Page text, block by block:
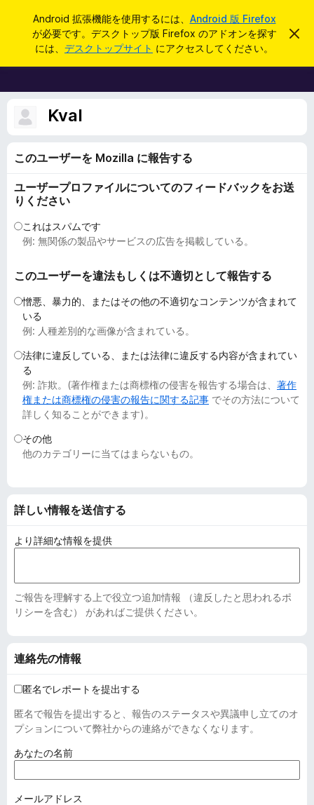
Android 拡張機能を使用するには、 Android 版 Firefox
が必要です。デスクトップ版 Firefox のアドオンを探す
には、 デスクトップサイト にアクセスしてください。
こ
知
せ
F
i
e
ブ
ウ
ア
オ
ログイン
Kval
このユーザーを Mozilla に報告する
ユーザープロファイルについてのフィードバックをお送
りください
これはスパムです
例: 無関係の製品やサービスの広告を掲載している。
このユーザーを違法もしくは不適切として報告する
憎悪、暴力的、またはその他の不適切なコンテンツが含まれて
いる
例: 人種差別的な画像が含まれている。
法律に違反している、または法律に違反する内容が含まれてい
る
例: 詐欺。(著作権または商標権の侵害を報告する場合は、 著作
権または商標権の侵害の報告に関する記事 でその方法について
詳しく知ることができます)。
その他
他のカテゴリーに当てはまらないもの。
詳しい情報を送信する
より詳細な情報を提供
ご報告を理解する上で役立つ追加情報 （違反したと思われるポ
リシーを含む） があればご提供ください。
連絡先の情報
匿名でレポートを提出する
匿名で報告を提出すると、報告のステータスや異議申し立てのオ
プションについて弊社からの連絡ができなくなります。
あなたの名前(
須
)
メールアドレス